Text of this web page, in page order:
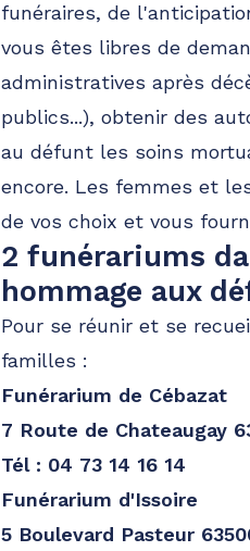
funéraires, de
vous êtes libres de
administratives après
publics...), obtenir des
au défunt les soins
encore. Les femmes et
de vos choix et vous
2 funérariums
hommage aux
Pour se réunir et se
familles :
Funérarium de Cébazat
7 Route de Chateaugay
Tél : 04 73 14 16 14
Funérarium d'Issoire
5 Boulevard Pasteur